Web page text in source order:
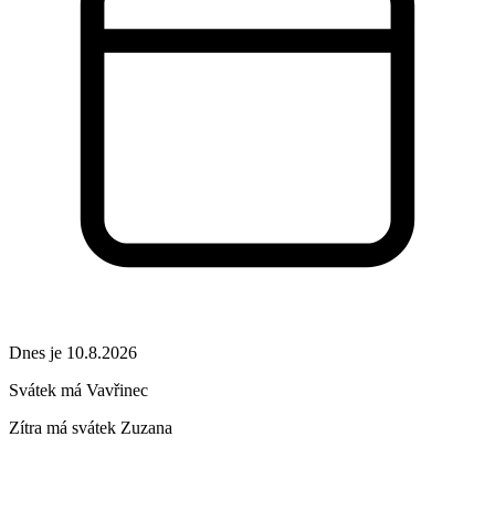
Dnes je 10.8.2026
Svátek má Vavřinec
Zítra má svátek Zuzana